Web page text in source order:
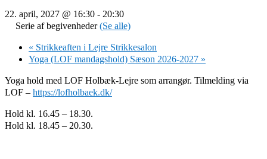
22. april, 2027 @ 16:30 - 20:30
Serie af begivenheder(Se alle)
« Strikkeaften i Lejre Strikkesalon
Yoga (LOF mandagshold) Sæson 2026-2027 »
Yoga hold med LOF Holbæk-Lejre som arrangør. Tilmelding via
LOF – https://lofholbaek.dk/
Hold kl. 16.45 – 18.30.
Hold kl. 18.45 – 20.30.